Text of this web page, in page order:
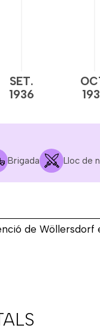
SET.
1936
Brigada Lloc de
de Wöllersdorf